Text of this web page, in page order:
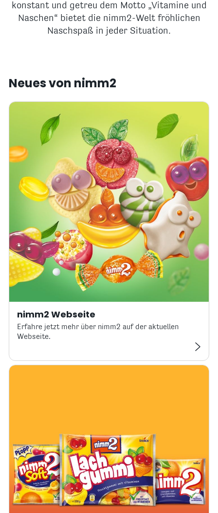
konstant und getreu dem Motto „Vitamine und
Naschen“ bietet die nimm2-Welt fröhlichen
Naschspaß in jeder Situation.
Neues von nimm2
nimm2 Webseite
Erfahre jetzt mehr über nimm2 auf der aktuellen
Webseite.